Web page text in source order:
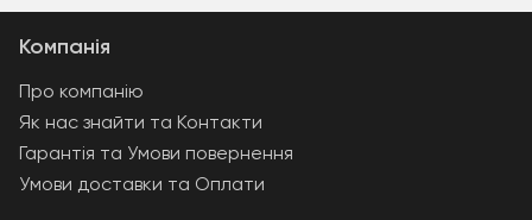
Компанія
Про компанію
Як нас знайти та Контакти
Гарантія та Умови повернення
Умови доставки та Оплати